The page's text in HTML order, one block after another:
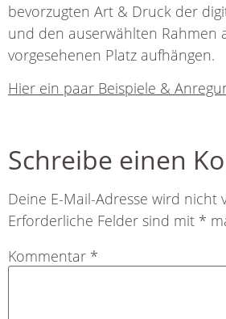
bevorzugten Art & Druck der
und den auserwählten Rahmen
vorgesehenen Platz aufhängen.
Hier ein paar Beispiele &
Schreibe einen
Deine E-Mail-Adresse wird nicht
Erforderliche Felder sind mit *
Kommentar *